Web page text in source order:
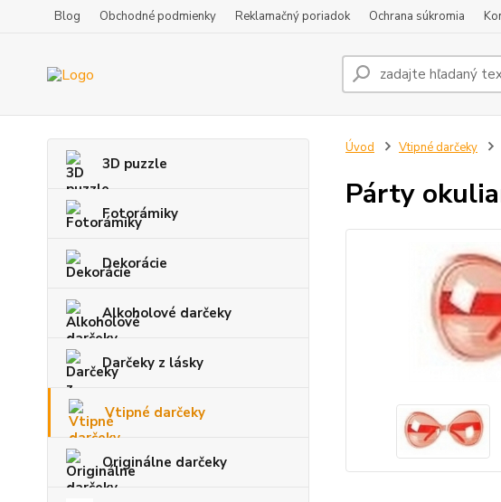
Blog Obchodné podmienky Reklamačný poriadok Ochrana súkromia
3D puzzle
Fotorámiky
Dekorácie
Alkoholové darčeky
Darčeky z lásky
Vtipné darčeky
Originálne darčeky
Úvod Vtipné darčeky
Párty